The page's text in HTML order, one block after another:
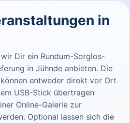
in
Dir ein Rundum-Sorglos-
in Jühnde anbieten. Die
entweder direkt vor Ort
USB-Stick übertragen
Online-Galerie zur
Optional lassen sich die